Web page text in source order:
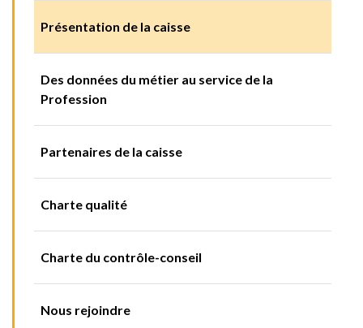
Présentation de la caisse
Des données du métier au service de la
Profession
Partenaires de la caisse
Charte qualité
Charte du contrôle-conseil
Nous rejoindre